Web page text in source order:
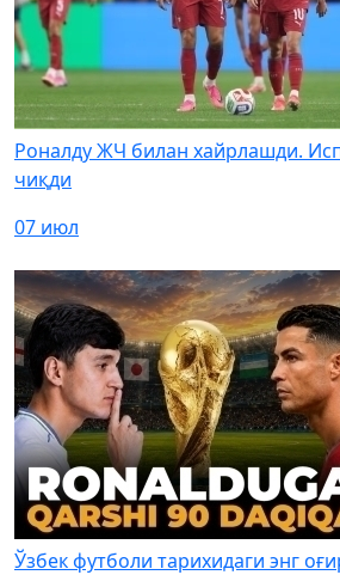
Роналду ЖЧ билан хайрлашди.
чиқди
07 июл
Ўзбек футболи тарихидаги энг